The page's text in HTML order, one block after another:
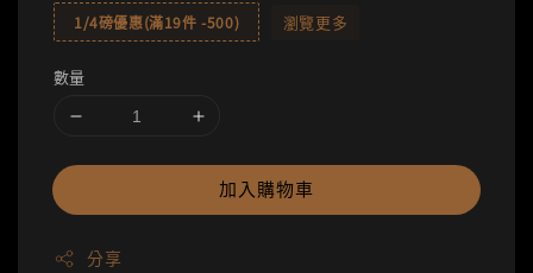
1/4磅優惠(滿19件 -500) 瀏覽更多
數量
加入購物車
分享